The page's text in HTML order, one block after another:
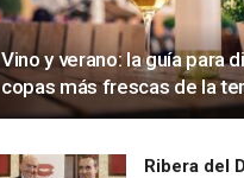
Vino y verano: la guía para
copas más frescas de la
Ribera del